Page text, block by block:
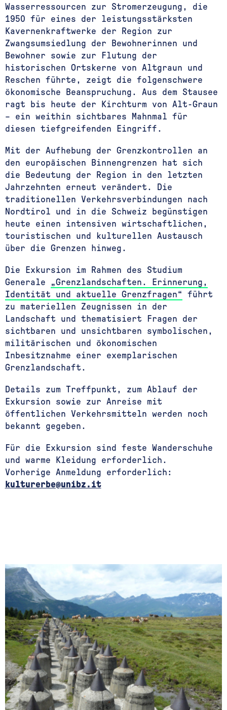
Wasserressourcen zur Stromerzeugung, die
1950 für eines der leistungsstärksten
Kavernenkraftwerke der Region zur
Zwangsumsiedlung der Bewohnerinnen und
Bewohner sowie zur Flutung der
historischen Ortskerne von Altgraun und
Reschen führte, zeigt die folgenschwere
ökonomische Beanspruchung. Aus dem Stausee
ragt bis heute der Kirchturm von Alt-Graun
– ein weithin sichtbares Mahnmal für
diesen tiefgreifenden Eingriff.
Mit der Aufhebung der Grenzkontrollen an
den europäischen Binnengrenzen hat sich
die Bedeutung der Region in den letzten
Jahrzehnten erneut verändert. Die
traditionellen Verkehrsverbindungen nach
Nordtirol und in die Schweiz begünstigen
heute einen intensiven wirtschaftlichen,
touristischen und kulturellen Austausch
über die Grenzen hinweg.
Die Exkursion im Rahmen des Studium
Generale
„Grenzlandschaften. Erinnerung,
Identität und aktuelle Grenzfragen“ führt
zu materiellen Zeugnissen in der
Landschaft und thematisiert Fragen der
sichtbaren und unsichtbaren symbolischen,
militärischen und ökonomischen
Inbesitznahme einer exemplarischen
Grenzlandschaft.
Details zum Treffpunkt, zum Ablauf der
Exkursion sowie zur Anreise mit
öffentlichen Verkehrsmitteln werden noch
bekannt gegeben.
Für die Exkursion sind feste Wanderschuhe
und warme Kleidung erforderlich.
Vorherige Anmeldung erforderlich:
kulturerbe@unibz.it